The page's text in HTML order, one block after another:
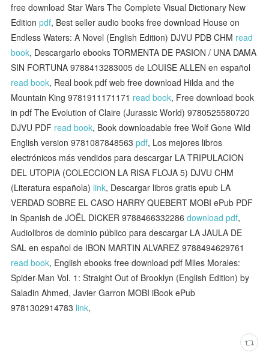
free download Star Wars The Complete Visual Dictionary New
Editionpdf, Best seller audio books free download House on
Endless Waters: A Novel (English Edition) DJVU PDB CHM read
book, Descargarlo ebooks TORMENTA DE PASION / UNA DAMA
SIN FORTUNA 9788413283005 de LOUISE ALLEN en español
read book, Real book pdf web free download Hilda and the
Mountain King 9781911171171 read book, Free download book
in pdf The Evolution of Claire (Jurassic World) 9780525580720
DJVU PDF read book, Book downloadable free Wolf Gone Wild
English version 9781087848563pdf, Los mejores libros
electrónicos más vendidos para descargar LA TRIPULACION
DEL UTOPIA (COLECCION LA RISA FLOJA 5) DJVU CHM
(Literatura española) link, Descargar libros gratis epub LA
VERDAD SOBRE EL CASO HARRY QUEBERT MOBI ePub PDF
in Spanish de JOËL DICKER 9788466332286download pdf,
Audiolibros de dominio público para descargar LA JAULA DE
SAL en español de IBON MARTIN ALVAREZ 9788494629761
read book, English ebooks free download pdf Miles Morales:
Spider-Man Vol. 1: Straight Out of Brooklyn (English Edition) by
Saladin Ahmed, Javier Garron MOBI iBook ePub
9781302914783 link,